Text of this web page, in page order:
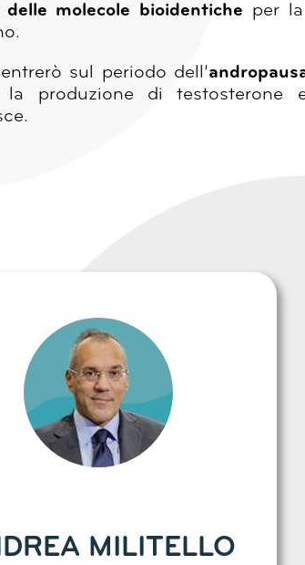
delle molecole bioidentiche per
sul periodo dell’
la produzione di testosterone
MILITELLO